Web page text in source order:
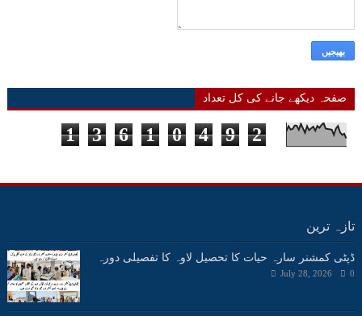
صفحہ دیکھے جانے کی کل تعداد
1 3 6 1 0 4 9 2
تازہ ترین
ڈپٹی کمشنر سارہ حیات کا تحصیل لاوہ کا تفصیلی دورہ
July 28, 2026 0